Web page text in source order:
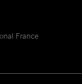
France